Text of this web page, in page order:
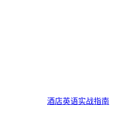
酒店英语实战指南